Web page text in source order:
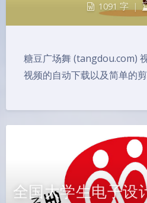
1091 字 |
糖豆广场舞 (tangdou.com)
视频的自动下载以及简单的
全国大学生电子设